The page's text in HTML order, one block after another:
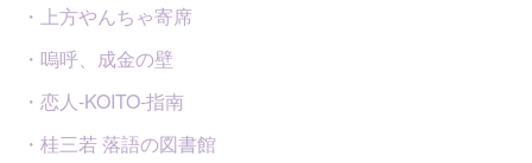
・上方やんちゃ寄席
・嗚呼、成金の壁
・恋人-KOITO-指南
・桂三若 落語の図書館